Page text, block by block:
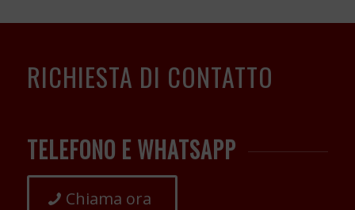
RICHIESTA DI CONTATTO
TELEFONO E WHATSAPP
Chiama ora